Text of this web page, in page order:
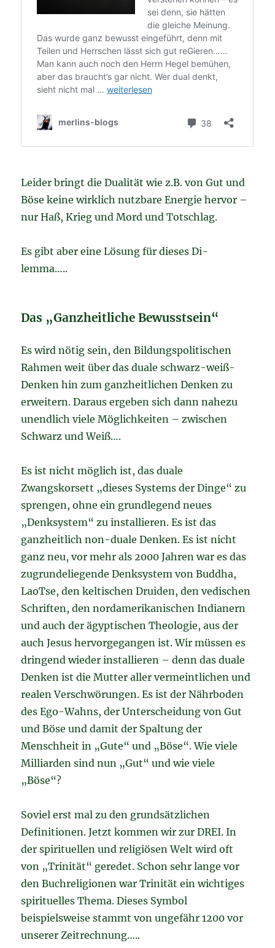
Leider bringt die Dualität wie z.B. von Gut und
Böse keine wirklich nutzbare Energie hervor –
nur Haß, Krieg und Mord und Totschlag.
Es gibt aber eine Lösung für dieses Di-
lemma…..
Das „Ganzheitliche Bewusstsein“
Es wird nötig sein, den Bildungspolitischen
Rahmen weit über das duale schwarz-weiß-
Denken hin zum ganzheitlichen Denken zu
erweitern. Daraus ergeben sich dann nahezu
unendlich viele Möglichkeiten – zwischen
Schwarz und Weiß….
Es ist nicht möglich ist, das duale
Zwangskorsett „dieses Systems der Dinge“ zu
sprengen, ohne ein grundlegend neues
„Denksystem“ zu installieren. Es ist das
ganzheitlich non-duale Denken. Es ist nicht
ganz neu, vor mehr als 2000 Jahren war es das
zugrundeliegende Denksystem von Buddha,
LaoTse, den keltischen Druiden, den vedischen
Schriften, den nordamerikanischen Indianern
und auch der ägyptischen Theologie, aus der
auch Jesus hervorgegangen ist. Wir müssen es
dringend wieder installieren – denn das duale
Denken ist die Mutter aller vermeintlichen und
realen Verschwörungen. Es ist der Nährboden
des Ego-Wahns, der Unterscheidung von Gut
und Böse und damit der Spaltung der
Menschheit in „Gute“ und „Böse“. Wie viele
Milliarden sind nun „Gut“ und wie viele
„Böse“?
Soviel erst mal zu den grundsätzlichen
Definitionen. Jetzt kommen wir zur DREI. In
der spirituellen und religiösen Welt wird oft
von „Trinität“ geredet. Schon sehr lange vor
den Buchreligionen war Trinität ein wichtiges
spirituelles Thema. Dieses Symbol
beispielsweise stammt von ungefähr 1200 vor
unserer Zeitrechnung…..